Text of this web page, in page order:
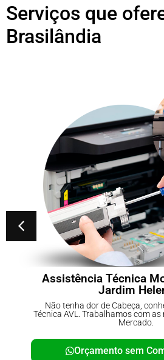
Serviços que
Brasilândia
Acer
Assistência
marcas do
Não
Técnica